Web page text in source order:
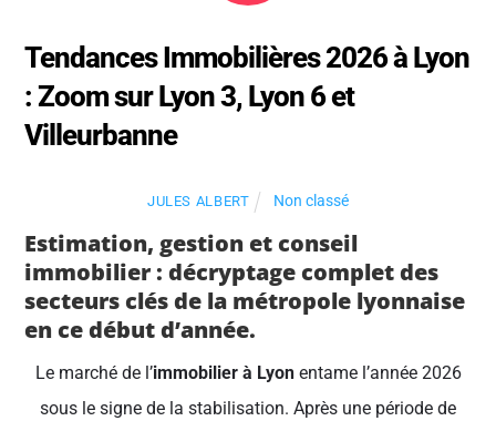
Tendances Immobilières 2026 à Lyon
: Zoom sur Lyon 3, Lyon 6 et
Villeurbanne
JULES ALBERT Non classé
Estimation, gestion et conseil
immobilier : décryptage complet des
secteurs clés de la métropole lyonnaise
en ce début d’année.
Le marché de l’immobilier à Lyonentame l’année 2026
sous le signe de la stabilisation. Après une période de